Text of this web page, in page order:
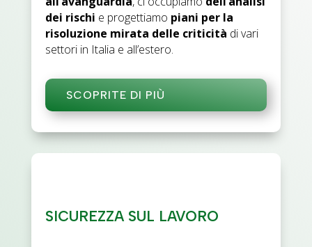
dei rischi e progettiamo piani per la
risoluzione mirata delle criticità di vari
settori in Italia e all’estero.
SCOPRITE DI PIÙ
SICUREZZA SUL LAVORO